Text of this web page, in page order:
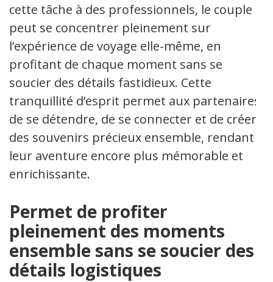
cette tâche à des professionnels, le couple
peut se concentrer pleinement sur
l’expérience de voyage elle-même, en
profitant de chaque moment sans se
soucier des détails fastidieux. Cette
tranquillité d’esprit permet aux partenaires
de se détendre, de se connecter et de créer
des souvenirs précieux ensemble, rendant
leur aventure encore plus mémorable et
enrichissante.
Permet de profiter
pleinement des moments
ensemble sans se soucier des
détails logistiques